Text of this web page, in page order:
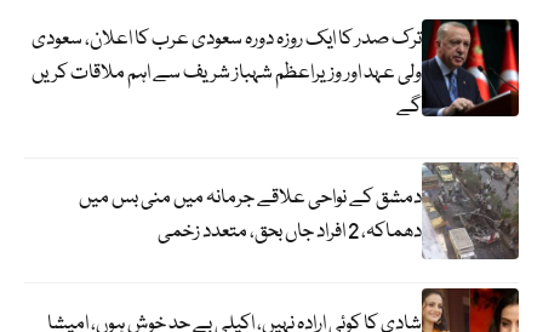
ترک صدر کا ایک روزہ دورہ سعودی عرب کا اعلان، سعودی
ولی عہد اور وزیراعظم شہباز شریف سے اہم ملاقات کریں
گے
دمشق کے نواحی علاقے جرمانہ میں منی بس میں
دھماکہ، 2 افراد جاں بحق، متعدد زخمی
شادی کا کوئی ارادہ نہیں، اکیلی بے حد خوش ہوں، امیشا